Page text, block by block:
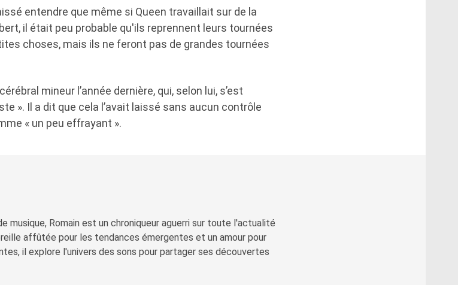
entendre que même si Queen travaillait sur de la
il était peu probable qu'ils reprennent leurs tournées
choses, mais ils ne feront pas de grandes tournées
mineur l’année dernière, qui, selon lui, s’est
». Il a dit que cela l’avait laissé sans aucun contrôle
« un peu effrayant ».
musique, Romain est un chroniqueur aguerri sur toute l'actualité
affûtée pour les tendances émergentes et un amour pour
il explore l'univers des sons pour partager ses découvertes